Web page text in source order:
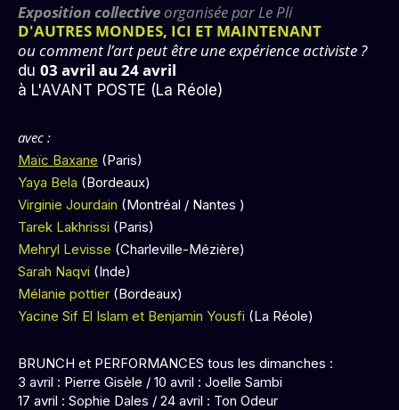
Exposition collective organisée par Le Pli
D'AUTRES MONDES, ICI ET MAINTENANT
ou comment l’art peut être une expérience activiste ?
du 03 avril au 24 avril
à L'AVANT POSTE (La Réole)
avec :
Maïc Baxane (Paris)
Yaya Bela (Bordeaux)
Virginie Jourdain (Montréal / Nantes )
Tarek Lakhrissi (Paris)
Mehryl Levisse (Charleville-Mézière)
Sarah Naqvi (Inde)
Mélanie pottier(Bordeaux)
Yacine Sif El Islam et Benjamin Yousfi (La Réole)
BRUNCH et PERFORMANCES tous les dimanches :
3 avril : Pierre Gisèle / 10 avril : Joelle Sambi
17 avril : Sophie Dales / 24 avril : Ton Odeur